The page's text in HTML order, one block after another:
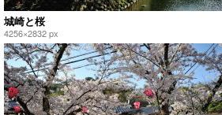
城崎と桜
4256×2832 px